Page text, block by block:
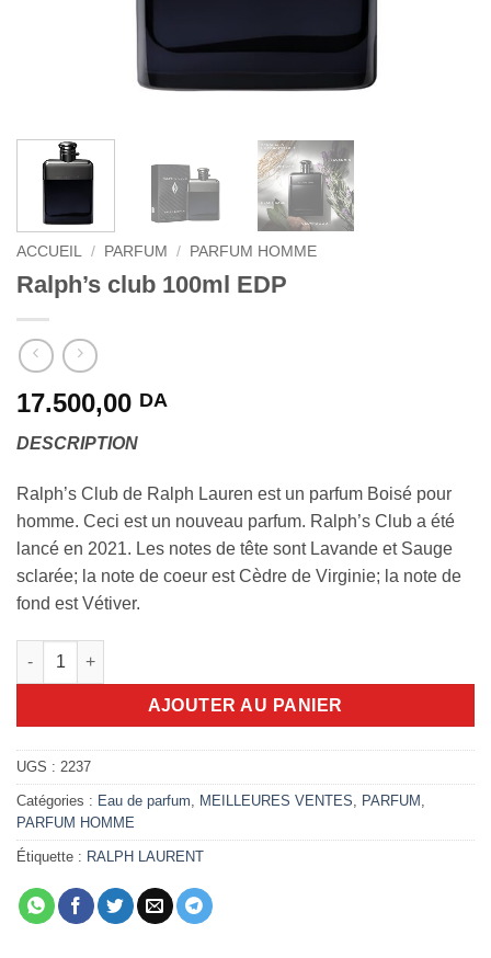
ACCUEIL / PARFUM / PARFUM HOMME
Ralph’s club 100ml EDP
17.500,00 DA
DESCRIPTION
Ralph’s Club de Ralph Lauren est un parfum Boisé pour
homme. Ceci est un nouveau parfum. Ralph’s Club a été
lancé en 2021. Les notes de tête sont Lavande et Sauge
sclarée; la note de coeur est Cèdre de Virginie; la note de
fond est Vétiver.
quantité de Ralph's club 100ml EDP
AJOUTER AU PANIER
UGS : 2237
Catégories : Eau de parfum MEILLEURES VENTES PARFUM
PARFUM HOMME
Étiquette : RALPH LAURENT